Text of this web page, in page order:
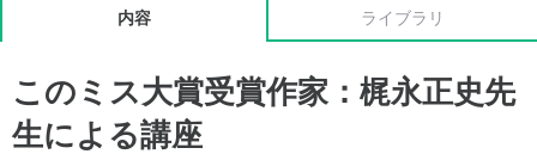
内容 ライブラリ
このミス大賞受賞作家：梶永正史先
生による講座